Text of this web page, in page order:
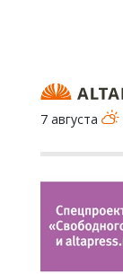
7 августа